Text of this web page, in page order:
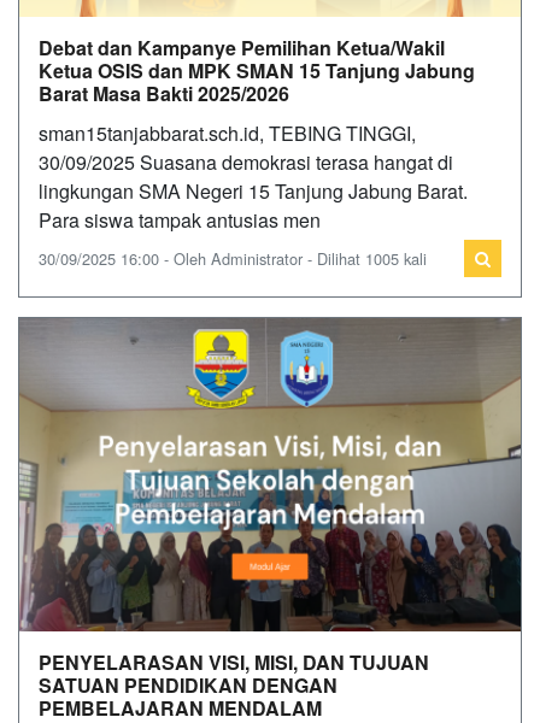
Debat dan Kampanye Pemilihan Ketua/Wakil
Ketua OSIS dan MPK SMAN 15 Tanjung Jabung
Barat Masa Bakti 2025/2026
sman15tanjabbarat.sch.id, TEBING TINGGI,
30/09/2025 Suasana demokrasi terasa hangat di
lingkungan SMA Negeri 15 Tanjung Jabung Barat.
Para siswa tampak antusias men
30/09/2025 16:00 - Oleh Administrator - Dilihat 1005 kali
PENYELARASAN VISI, MISI, DAN TUJUAN
SATUAN PENDIDIKAN DENGAN
PEMBELAJARAN MENDALAM